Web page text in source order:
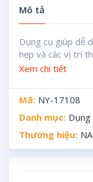
Mô tả
Dụng cụ giúp dễ
hẹp và các vị trí
Xem chi tiết
Mã: NY-17108
Danh mục: Dụng
Thương hiệu: